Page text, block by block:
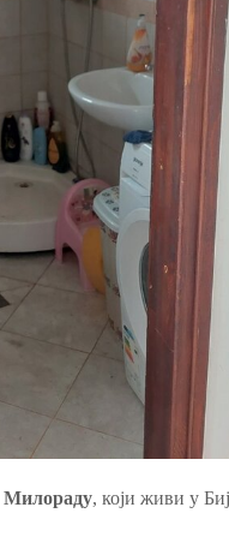
Милораду, који живи у